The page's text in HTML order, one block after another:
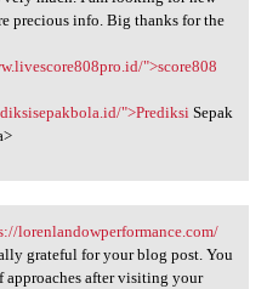
precious info. Big thanks for the
">score808
">PrediksiSepak
lorenlandowperformance.com/
grateful for your blog post. You
after visiting your